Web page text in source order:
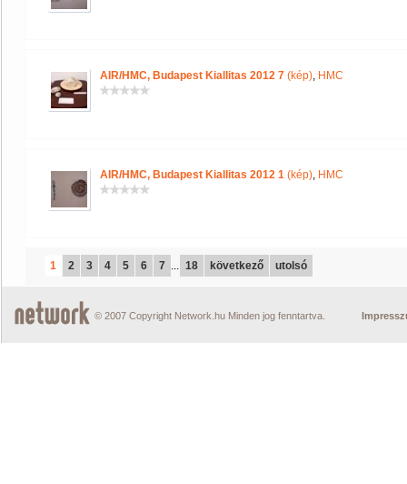
AIR/HMC, Budapest Kiallitas 2012 7 (kép), HMC
AIR/HMC, Budapest Kiallitas 2012 1 (kép), HMC
1 2 3 4 5 6 7 ... 18 következő utolsó
© 2007 Copyright Network.hu Minden jog fenntartva.